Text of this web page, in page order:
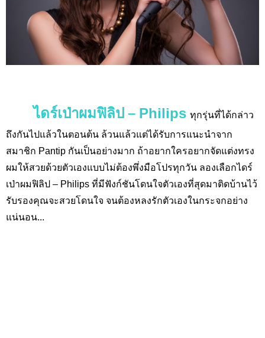
ไดร์เป่าผมฟิลิป – Philips ทุกรุ่นที่ได้กล่าว
ถึงกันไปแล้วในตอนต้น ล้วนแล้วแต่ได้รับการแนะนำจาก
สมาชิก Pantip กันเป็นอย่างมาก ถ้าอยากใครอยากจัดแต่งทรง
ผมให้สวยด้วยตัวเองแบบไม่ต้องพึ่งมือโปรทุกวัน ลองเลือกไดร์
เป่าผมฟิลิป – Philips ที่มีฟังก์ชันโดนใจตัวเองที่สุดมาติดบ้านไว้
รับรองคุณจะสวยโดนใจ จนต้องหลงรักตัวเองในกระจกอย่าง
แน่นอน...